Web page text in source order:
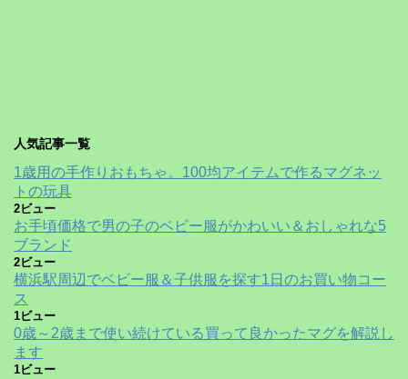
人気記事一覧
1歳用の手作りおもちゃ。100均アイテムで作るマグネッ
トの玩具
2ビュー
お手頃価格で男の子のベビー服がかわいい＆おしゃれな5
ブランド
2ビュー
横浜駅周辺でベビー服＆子供服を探す1日のお買い物コー
ス
1ビュー
0歳～2歳まで使い続けている買って良かったマグを解説し
ます
1ビュー